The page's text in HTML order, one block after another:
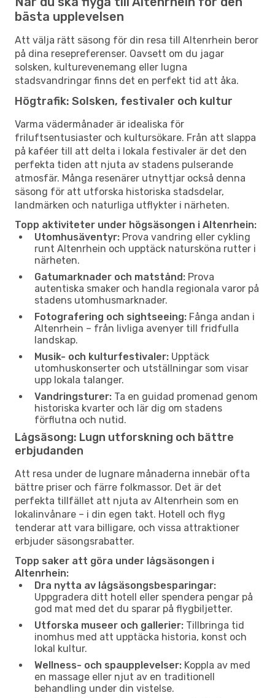
bästa upplevelsen
Att välja rätt säsong för din resa till Altenrhein beror
på dina resepreferenser. Oavsett om du jagar
solsken, kulturevenemang eller lugna
stadsvandringar finns det en perfekt tid att åka.
Högtrafik: Solsken, festivaler och kultur
Varma vädermånader är idealiska för
friluftsentusiaster och kultursökare. Från att slappa
på kaféer till att delta i lokala festivaler är det den
perfekta tiden att njuta av stadens pulserande
atmosfär. Många resenärer utnyttjar också denna
säsong för att utforska historiska stadsdelar,
landmärken och naturliga utflykter i närheten.
Topp aktiviteter under högsäsongen i Altenrhein:
Utomhusäventyr: Prova vandring eller cykling
runt Altenrhein och upptäck natursköna rutter i
närheten.
Gatumarknader och matstånd: Prova
autentiska smaker och handla regionala varor på
stadens utomhusmarknader.
Fotografering och sightseeing: Fånga andan i
Altenrhein – från livliga avenyer till fridfulla
landskap.
Musik- och kulturfestivaler: Upptäck
utomhuskonserter och utställningar som visar
upp lokala talanger.
Vandringsturer: Ta en guidad promenad genom
historiska kvarter och lär dig om stadens
förflutna och nutid.
Lågsäsong: Lugn utforskning och bättre
erbjudanden
Att resa under de lugnare månaderna innebär ofta
bättre priser och färre folkmassor. Det är det
perfekta tillfället att njuta av Altenrhein som en
lokalinvånare – i din egen takt. Hotell och flyg
tenderar att vara billigare, och vissa attraktioner
erbjuder säsongsrabatter.
Topp saker att göra under lågsäsongen i
Altenrhein:
Dra nytta av lågsäsongsbesparingar:
Uppgradera ditt hotell eller spendera pengar på
god mat med det du sparar på flygbiljetter.
Utforska museer och gallerier: Tillbringa tid
inomhus med att upptäcka historia, konst och
lokal kultur.
Wellness- och spaupplevelser: Koppla av med
en massage eller njut av en traditionell
behandling under din vistelse.